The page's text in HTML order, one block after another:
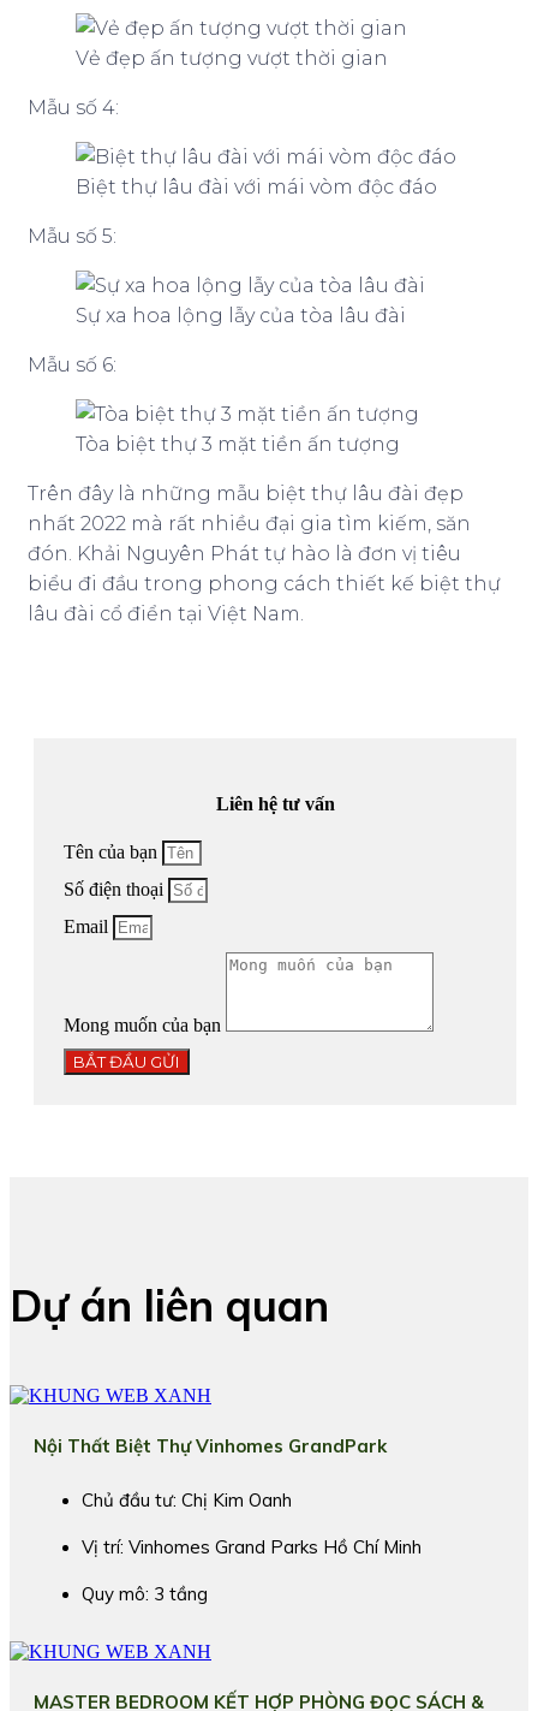
Vẻ đẹp ấn tượng vượt thời gian
Mẫu số 4:
Biệt thự lâu đài với mái vòm độc đáo
Mẫu số 5:
Sự xa hoa lộng lẫy của tòa lâu đài
Mẫu số 6:
Tòa biệt thự 3 mặt tiền ấn tượng
Trên đây là những mẫu biệt thự lâu đài đẹp
nhất 2022 mà rất nhiều đại gia tìm kiếm, săn
đón. Khải Nguyên Phát tự hào là đơn vị tiêu
biểu đi đầu trong phong cách thiết kế biệt thự
lâu đài cổ điển tại Việt Nam.
Liên hệ tư vấn
Tên của bạn
Số điện thoại
Email
Mong muốn của bạn
BẮT ĐẦU GỬI
Dự án liên quan
Nội Thất Biệt Thự Vinhomes GrandPark
Chủ đầu tư: Chị Kim Oanh
Vị trí: Vinhomes Grand Parks Hồ Chí Minh
Quy mô: 3 tầng
MASTER BEDROOM KẾT HỢP PHÒNG ĐỌC SÁCH &